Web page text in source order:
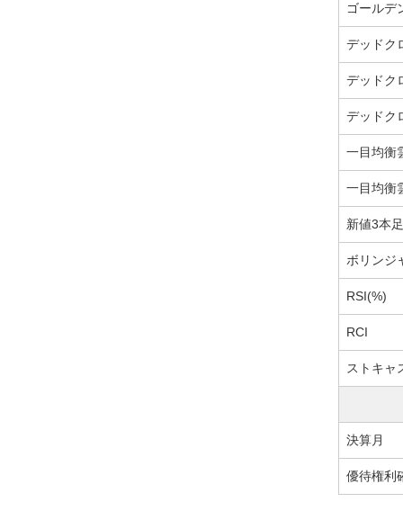
ゴール
デッドク
デッドク
デッドク
一目均衡
一目均衡
新値3本足
ボリンジ
RSI(%)
RCI
ストキャ
決算月
優待権利